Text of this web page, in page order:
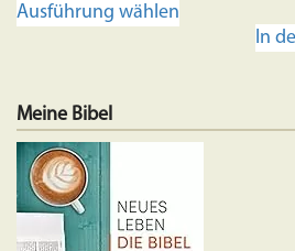
Ausführung wählen
auf.
auf
In
Meine Bibel